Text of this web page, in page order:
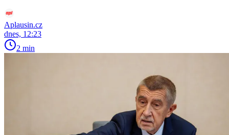
Aplausin.cz
dnes, 12:23
2 min